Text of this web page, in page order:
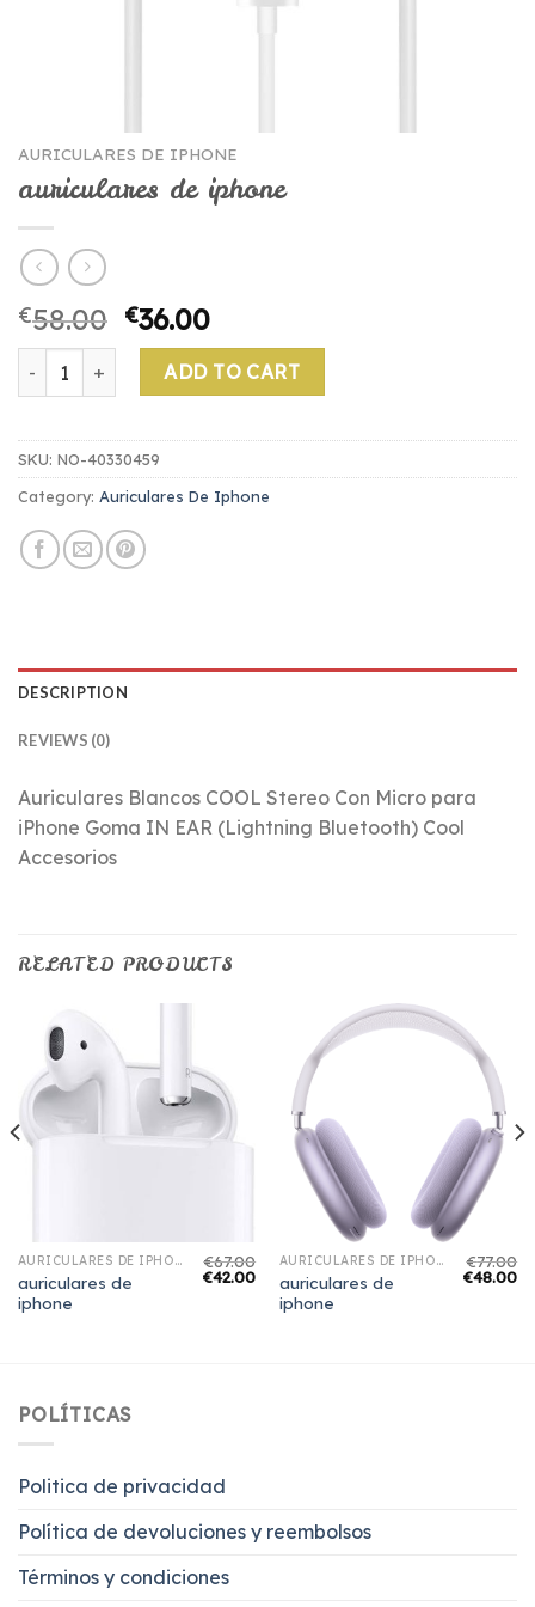
AURICULARES DE IPHONE
auriculares de iphone
€58.00 €36.00
auriculares de iphone quantity
ADD TO CART
SKU: NO-40330459
Category: Auriculares De Iphone
DESCRIPTION
REVIEWS (0)
Auriculares Blancos COOL Stereo Con Micro para
iPhone Goma IN EAR (Lightning Bluetooth) Cool
Accesorios
RELATED PRODUCTS
AURICULARES DE IPHONE
auriculares de
iphone
€67.00
€42.00
AURICULARES DE IPHONE
auriculares de
iphone
€77.00
€48.00
POLÍTICAS
Politica de privacidad
Política de devoluciones y reembolsos
Términos y condiciones